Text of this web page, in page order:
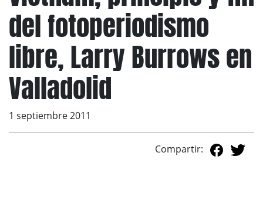
del fotoperiodismo
libre, Larry Burrows en
Valladolid
1 septiembre 2011
Compartir: